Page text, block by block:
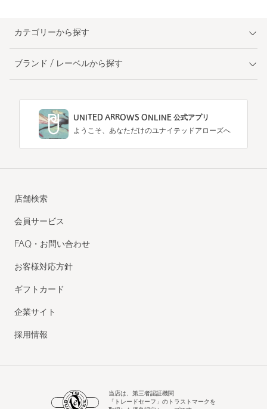
カテゴリーから探す
ブランド / レーベルから探す
UNITED ARROWS ONLINE 公式アプリ
ようこそ、あなただけのユナイテッドアローズへ
店舗検索
会員サービス
FAQ・お問い合わせ
お客様対応方針
ギフトカード
企業サイト
採用情報
当店は、第三者認証機関
「トレードセーフ」のトラストマークを